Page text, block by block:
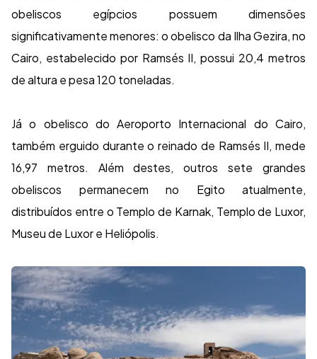
obeliscos egípcios possuem dimensões
significativamente menores: o obelisco da Ilha Gezira, no
Cairo, estabelecido por Ramsés II, possui 20,4 metros
de altura e pesa 120 toneladas.
Já o obelisco do Aeroporto Internacional do Cairo,
também erguido durante o reinado de Ramsés II, mede
16,97 metros. Além destes, outros sete grandes
obeliscos permanecem no Egito atualmente,
distribuídos entre o Templo de Karnak, Templo de Luxor,
Museu de Luxor e Heliópolis.